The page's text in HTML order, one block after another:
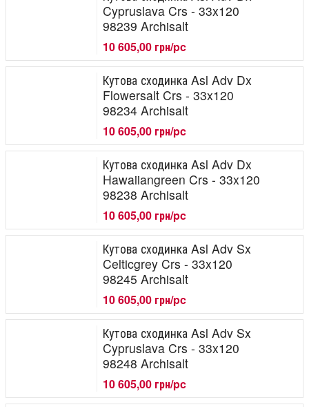
Cypruslava Crs - 33x120
98239 Archisalt
10 605,00 грн/pc
Кутова сходинка Asl Adv Dx
Flowersalt Crs - 33x120
98234 Archisalt
10 605,00 грн/pc
Кутова сходинка Asl Adv Dx
Hawaiiangreen Crs - 33x120
98238 Archisalt
10 605,00 грн/pc
Кутова сходинка Asl Adv Sx
Celticgrey Crs - 33x120
98245 Archisalt
10 605,00 грн/pc
Кутова сходинка Asl Adv Sx
Cypruslava Crs - 33x120
98248 Archisalt
10 605,00 грн/pc